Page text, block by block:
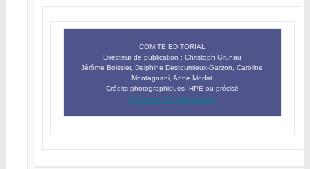
COMITE EDITORIAL
Directeur de publication : Christoph Grunau
Jérôme Boissier, Delphine Destoumieux-Garzon, Caroline
Montagnani, Anne Modat
Crédits photographiques IHPE ou précisé
S’abonner/ Se désabonner